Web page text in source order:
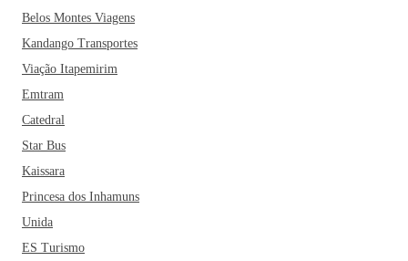
Belos Montes Viagens
Kandango Transportes
Viação Itapemirim
Emtram
Catedral
Star Bus
Kaissara
Princesa dos Inhamuns
Unida
ES Turismo